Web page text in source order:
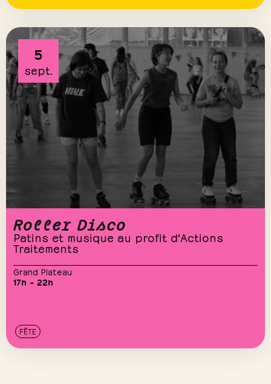
5
sept.
Roller Disco
Patins et musique au profit d'Actions
Traitements
Grand Plateau
17h – 22h
FÊTE